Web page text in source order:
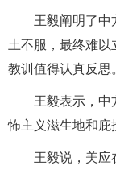
王毅阐明了中
土不服，最终难
教训值得认真反思
王毅表示，中
怖主义滋生地和庇
王毅说，美应